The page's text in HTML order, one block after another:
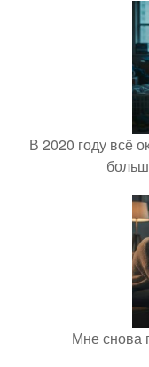
В 2020 году всё
Мне снова